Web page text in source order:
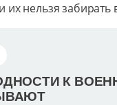
их нельзя
К